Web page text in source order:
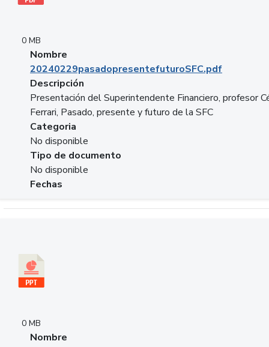
0 MB
Nombre
20240229pasadopresentefuturoSFC.pdf
Descripción
Presentación del Superintendente Financiero, profesor
Ferrari, Pasado, presente y futuro de la SFC
Categoria
No disponible
Tipo de documento
No disponible
Fechas
0 MB
Nombre